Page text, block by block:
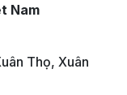
Nam
Thọ, Xuân